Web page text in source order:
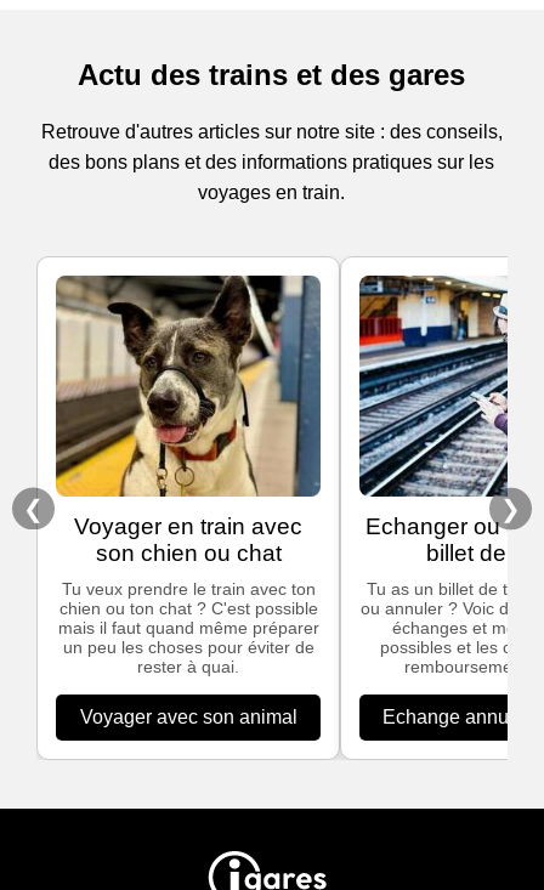
Actu des trains et des gares
Retrouve d'autres articles sur notre site : des conseils,
des bons plans et des informations pratiques sur les
voyages en train.
❮
Voyager en train avec
son chien ou chat
Tu veux prendre le train avec ton
chien ou ton chat ? C'est possible
mais il faut quand même préparer
un peu les choses pour éviter de
rester à quai.
Voyager avec son animal
Echanger ou
billet de
Tu as un billet de train
ou annuler ? Voic des
échanges et
possibles et les
remboursement
Echange
❯